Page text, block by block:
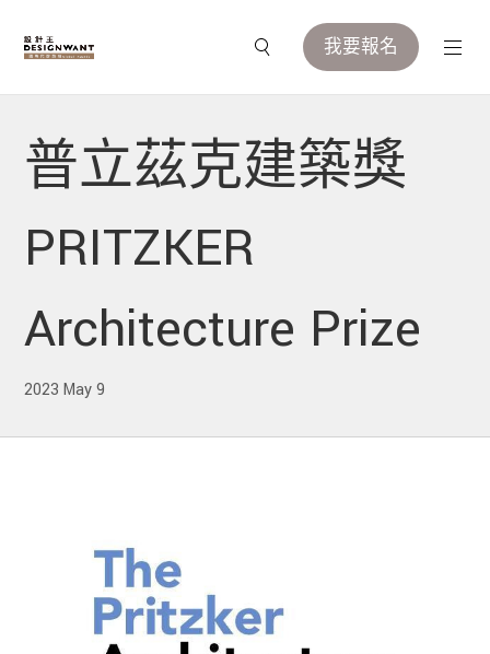
我要報名
普立茲克建築獎
PRITZKER
Architecture Prize
2023 May 9